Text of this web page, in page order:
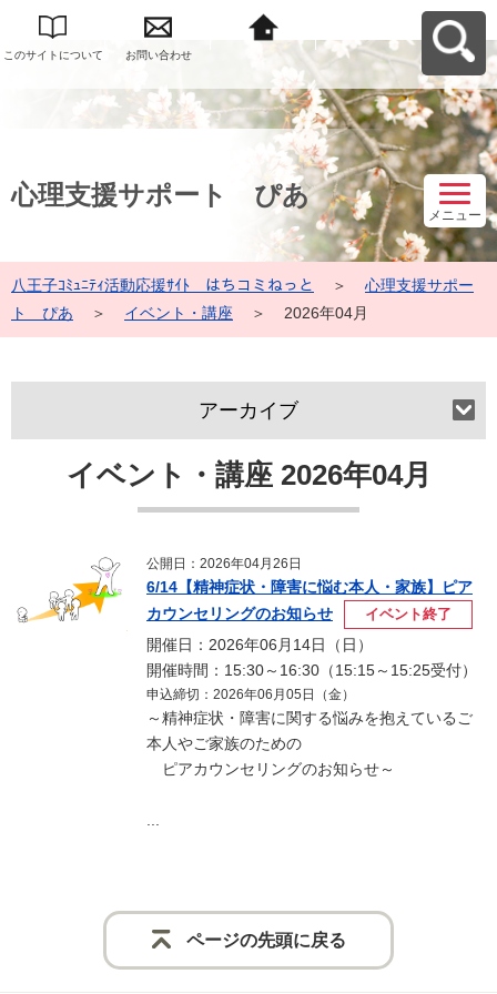
このサイトについて お問い合わせ
援ｻｲﾄ はちコミねっ
心理支援サポート ぴあ
メニュー
八王子ｺﾐｭﾆﾃｨ活動応援ｻｲﾄ はちコミねっと ＞
心理支援サポー
ト ぴあ
＞ イベント・講座 ＞ 2026年04月
イベント・講座 2026年04月
公開日：2026年04月26日
6/14【精神症状・障害に悩む本人・家族】ピア
カウンセリングのお知らせ
イベント終了
開催日：2026年06月14日（日）
開催時間：15:30～16:30（15:15～15:25受付）
申込締切：2026年06月05日（金）
～精神症状・障害に関する悩みを抱えているご
本人やご家族のための
ピアカウンセリングのお知らせ～
アーカイブ
ページの先頭に戻る